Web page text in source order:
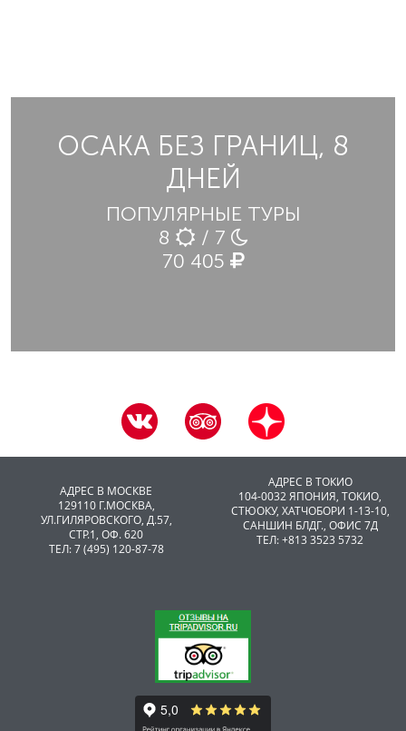
ОСАКА БЕЗ ГРАНИЦ, 8
ДНЕЙ
ПОПУЛЯРНЫЕ ТУРЫ
8
/ 7
70 405
АДРЕС В МОСКВЕ
129110 Г.МОСКВА,
УЛ.ГИЛЯРОВСКОГО, Д.57,
СТР.1, ОФ. 620
ТЕЛ: 7 (495) 120-87-78
АДРЕС В ТОКИО
104-0032 ЯПОНИЯ, ТОКИО,
CТЮОКУ, ХАТЧОБОРИ 1-13-10,
САНШИН БЛДГ., ОФИС 7Д
ТЕЛ: +813 3523 5732